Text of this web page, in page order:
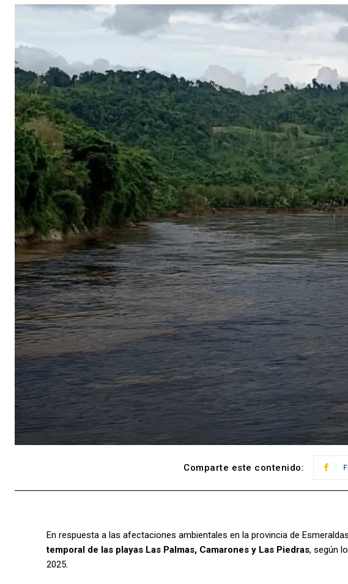
Comparte este contenido:
En respuesta a las afectaciones ambientales en la provincia de
temporal de las playas Las Palmas, Camarones y Las Piedras, según
2025.